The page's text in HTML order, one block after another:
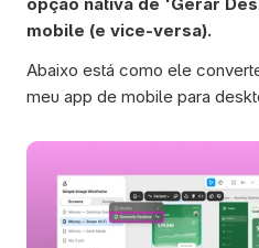
opção nativa de 'Gerar
mobile (e vice-versa).
Abaixo está como ele
meu app de mobile para